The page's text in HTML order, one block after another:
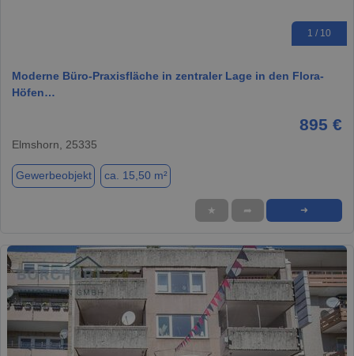
1 / 10
Moderne Büro-Praxisfläche in zentraler Lage in den Flora-
Höfen…
895 €
Elmshorn, 25335
Gewerbeobjekt ca. 15,50 m²
★ ➦ ➜